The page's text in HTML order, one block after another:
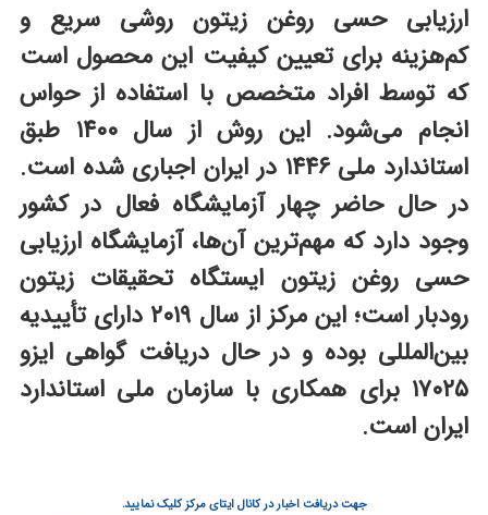
ارزیابی حسی روغن زیتون روشی سریع و
کم‌هزینه برای تعیین کیفیت این محصول است
که توسط افراد متخصص با استفاده از حواس
انجام می‌شود. این روش از سال ۱۴۰۰ طبق
استاندارد ملی ۱۴۴۶ در ایران اجباری شده است.
در حال حاضر چهار آزمایشگاه فعال در کشور
وجود دارد که مهم‌ترین آن‌ها، آزمایشگاه ارزیابی
حسی روغن زیتون ایستگاه تحقیقات زیتون
رودبار است؛ این مرکز از سال ۲۰۱۹ دارای تأییدیه
بین‌المللی بوده و در حال دریافت گواهی ایزو
۱۷۰۲۵ برای همکاری با سازمان ملی استاندارد
ایران است.
جهت دریافت اخبار در کانال ایتای مرکز کلیک نمایید.